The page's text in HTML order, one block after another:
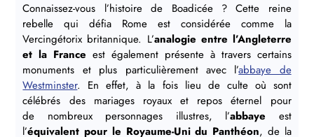
Connaissez-vous l’histoire de Boadicée ? Cette reine
rebelle qui défia Rome est considérée comme la
Vercingétorix britannique. L’analogie entre l’Angleterre
et la France est également présente à travers certains
monuments et plus particulièrement avec l’abbaye de
Westminster. En effet, à la fois lieu de culte où sont
célébrés des mariages royaux et repos éternel pour
de nombreux personnages illustres, l’abbaye est
l’équivalent pour le Royaume-Uni du Panthéon, de la